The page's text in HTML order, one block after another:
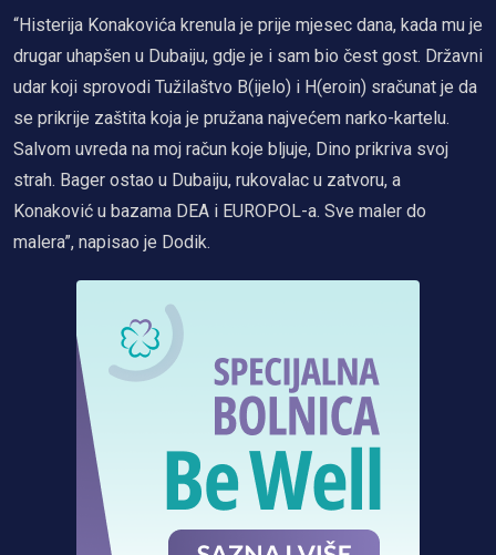
“Histerija Konakovića krenula je prije mjesec dana, kada mu je
drugar uhapšen u Dubaiju, gdje je i sam bio čest gost. Državni
udar koji sprovodi Tužilaštvo B(ijelo) i H(eroin) sračunat je da
se prikrije zaštita koja je pružana najvećem narko-kartelu.
Salvom uvreda na moj račun koje bljuje, Dino prikriva svoj
strah. Bager ostao u Dubaiju, rukovalac u zatvoru, a
Konaković u bazama DEA i EUROPOL-a. Sve maler do
malera”, napisao je Dodik.